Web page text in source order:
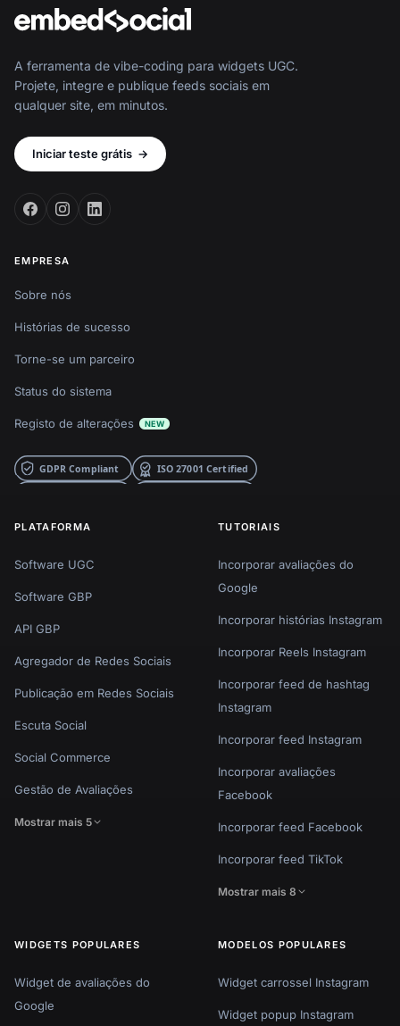
A ferramenta de vibe-coding para widgets UGC.
Projete, integre e publique feeds sociais em
qualquer site, em minutos.
Iniciar teste grátis →
EMPRESA
Sobre nós
Histórias de sucesso
Torne-se um parceiro
Status do sistema
Registo de alterações NEW
PLATAFORMA
Software UGC
Software GBP
API GBP
Agregador de Redes Sociais
Publicação em Redes Sociais
Escuta Social
Social Commerce
Gestão de Avaliações
Mostrar mais 5
TUTORIAIS
Incorporar avaliações do
Google
Incorporar histórias Instagram
Incorporar Reels Instagram
Incorporar feed de hashtag
Instagram
Incorporar feed Instagram
Incorporar avaliações
Facebook
Incorporar feed Facebook
Incorporar feed TikTok
Mostrar mais 8
WIDGETS POPULARES
Widget de avaliações do
Google
MODELOS POPULARES
Widget carrossel Instagram
Widget popup Instagram